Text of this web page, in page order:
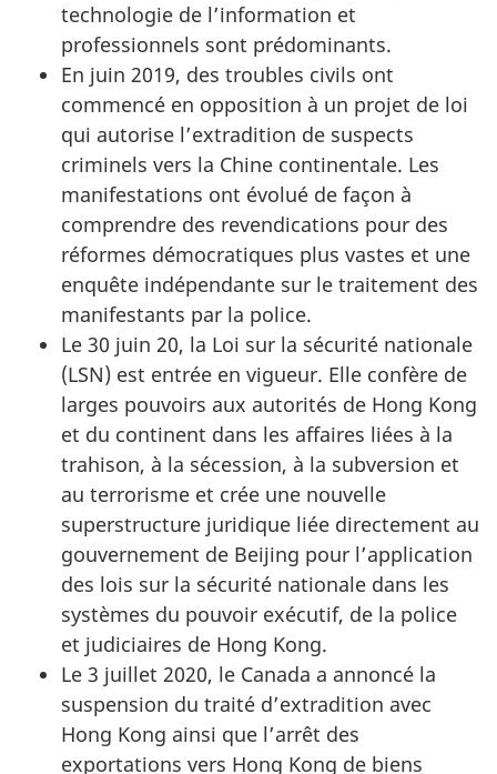
technologie de l’information et
professionnels sont prédominants.
En juin 2019, des troubles civils ont
commencé en opposition à un projet de loi
qui autorise l’extradition de suspects
criminels vers la Chine continentale. Les
manifestations ont évolué de façon à
comprendre des revendications pour des
réformes démocratiques plus vastes et une
enquête indépendante sur le traitement des
manifestants par la police.
Le 30 juin 20, la Loi sur la sécurité nationale
(LSN) est entrée en vigueur. Elle confère de
larges pouvoirs aux autorités de Hong Kong
et du continent dans les affaires liées à la
trahison, à la sécession, à la subversion et
au terrorisme et crée une nouvelle
superstructure juridique liée directement au
gouvernement de Beijing pour l’application
des lois sur la sécurité nationale dans les
systèmes du pouvoir exécutif, de la police
et judiciaires de Hong Kong.
Le 3 juillet 2020, le Canada a annoncé la
suspension du traité d’extradition avec
Hong Kong ainsi que l’arrêt des
exportations vers Hong Kong de biens